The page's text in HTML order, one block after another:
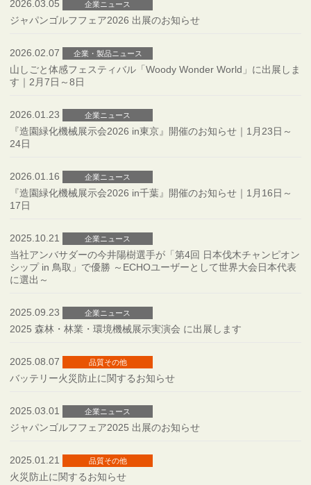
2026.03.05 企業ニュース
ジャパンゴルフフェア2026 出展のお知らせ
2026.02.07 企業・製品ニュース
山しごと体感フェスティバル「Woody Wonder World」に出展しま
す｜2月7日～8日
2026.01.23 企業ニュース
『造園緑化機械展示会2026 in東京』開催のお知らせ｜1月23日～
24日
2026.01.16 企業ニュース
『造園緑化機械展示会2026 in千葉』開催のお知らせ｜1月16日～
17日
2025.10.21 企業ニュース
当社アンバサダーの今井陽樹選手が「第4回 日本伐木チャンピオン
シップ in 鳥取」で優勝 ～ECHOユーザーとして世界大会日本代表
に選出～
2025.09.23 企業ニュース
2025 森林・林業・環境機械展示実演会 に出展します
2025.08.07 品質その他
バッテリー火災防止に関するお知らせ
2025.03.01 企業ニュース
ジャパンゴルフフェア2025 出展のお知らせ
2025.01.21 品質その他
火災防止に関するお知らせ